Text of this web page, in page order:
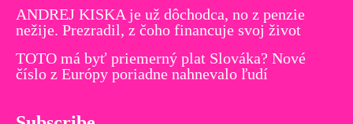
ANDREJ KISKA je už dôchodca, no z penzie
nežije. Prezradil, z čoho financuje svoj život
TOTO má byť priemerný plat Slováka? Nové
číslo z Európy poriadne nahnevalo ľudí